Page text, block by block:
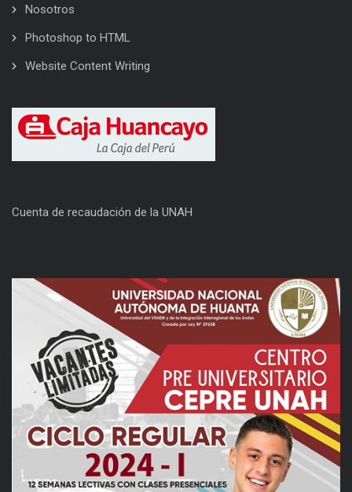
Nosotros
Photoshop to HTML
Website Content Writing
Cuenta de recaudación de la UNAH